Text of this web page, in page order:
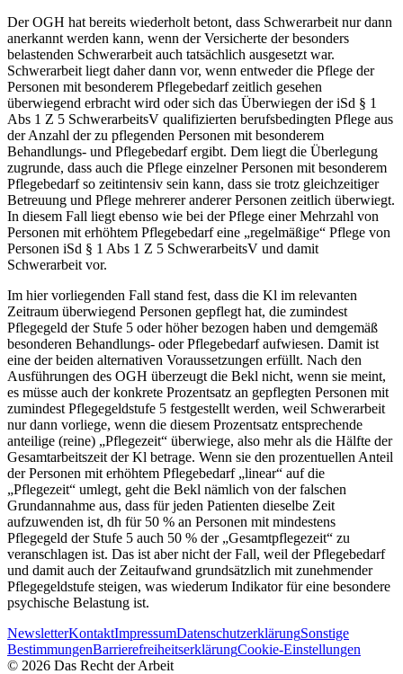
Der OGH hat bereits wiederholt betont, dass Schwerarbeit nur dann
anerkannt werden kann, wenn der Versicherte der besonders
belastenden Schwerarbeit auch tatsächlich ausgesetzt war.
Schwerarbeit liegt daher dann vor, wenn entweder die Pflege der
Personen mit besonderem Pflegebedarf zeitlich gesehen
überwiegend erbracht wird oder sich das Überwiegen der iSd § 1
Abs 1 Z 5 SchwerarbeitsV qualifizierten berufsbedingten Pflege aus
der Anzahl der zu pflegenden Personen mit besonderem
Behandlungs- und Pflegebedarf ergibt. Dem liegt die Überlegung
zugrunde, dass auch die Pflege einzelner Personen mit besonderem
Pflegebedarf so zeitintensiv sein kann, dass sie trotz gleichzeitiger
Betreuung und Pflege mehrerer anderer Personen zeitlich überwiegt.
In diesem Fall liegt ebenso wie bei der Pflege einer Mehrzahl von
Personen mit erhöhtem Pflegebedarf eine „regelmäßige“ Pflege von
Personen iSd § 1 Abs 1 Z 5 SchwerarbeitsV und damit
Schwerarbeit vor.
Im hier vorliegenden Fall stand fest, dass die Kl im relevanten
Zeitraum überwiegend Personen gepflegt hat, die zumindest
Pflegegeld der Stufe 5 oder höher bezogen haben und demgemäß
besonderen Behandlungs- oder Pflegebedarf aufwiesen. Damit ist
eine der beiden alternativen Voraussetzungen erfüllt. Nach den
Ausführungen des OGH überzeugt die Bekl nicht, wenn sie meint,
es müsse auch der konkrete Prozentsatz an gepflegten Personen mit
zumindest Pflegegeldstufe 5 festgestellt werden, weil Schwerarbeit
nur dann vorliege, wenn die diesem Prozentsatz entsprechende
anteilige (reine) „Pflegezeit“ überwiege, also mehr als die Hälfte der
Gesamtarbeitszeit der Kl betrage. Wenn sie den prozentuellen Anteil
der Personen mit erhöhtem Pflegebedarf „linear“ auf die
„Pflegezeit“ umlegt, geht die Bekl nämlich von der falschen
Grundannahme aus, dass für jeden Patienten dieselbe Zeit
aufzuwenden ist, dh für 50 % an Personen mit mindestens
Pflegegeld der Stufe 5 auch 50 % der „Gesamtpflegezeit“ zu
veranschlagen ist. Das ist aber nicht der Fall, weil der Pflegebedarf
und damit auch der Zeitaufwand grundsätzlich mit zunehmender
Pflegegeldstufe steigen, was wiederum Indikator für eine besondere
psychische Belastung ist.
NewsletterKontaktImpressumDatenschutzerklärungSonstige
BestimmungenBarrierefreiheitserklärungCookie-Einstellungen
© 2026 Das Recht der Arbeit